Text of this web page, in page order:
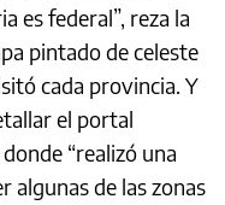
es federal”, reza la
pintado de celeste
cada provincia. Y
el portal
“realizó una
algunas de las zonas